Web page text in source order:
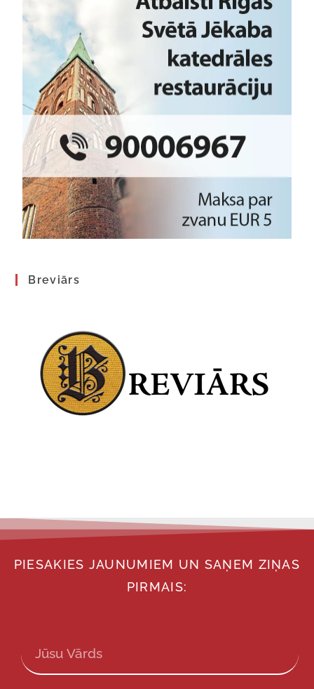
Breviārs
PIESAKIES JAUNUMIEM UN SAŅEM ZIŅAS
PIRMAIS: